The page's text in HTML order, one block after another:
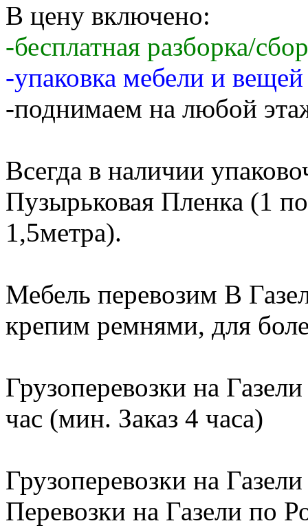
В цену включено:
-бесплатная разборка/
-упаковка мебели и
-поднимаем на любой
Всегда в наличии
Пузырьковая Пленка (1
1,5метра).
Мебель перевозим В
крепим ремнями, для
Грузоперевозки на
час (мин. Заказ 4 часа)
Грузоперевозки на
Перевозки на Газели по